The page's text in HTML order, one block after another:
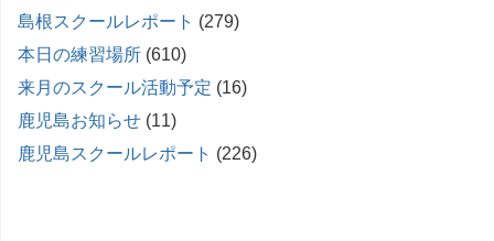
島根スクールレポート (279)
本日の練習場所 (610)
来月のスクール活動予定 (16)
鹿児島お知らせ (11)
鹿児島スクールレポート (226)